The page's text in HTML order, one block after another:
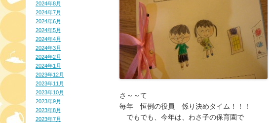
2024年8月
2024年7月
2024年6月
2024年5月
2024年4月
2024年3月
2024年2月
2024年1月
2023年12月
2023年11月
2023年10月
2023年9月
2023年8月
2023年7月
さ～～て
毎年　恒例の役員　係り決めタイム！！！
でもでも、今年は、わさ子の保育園で